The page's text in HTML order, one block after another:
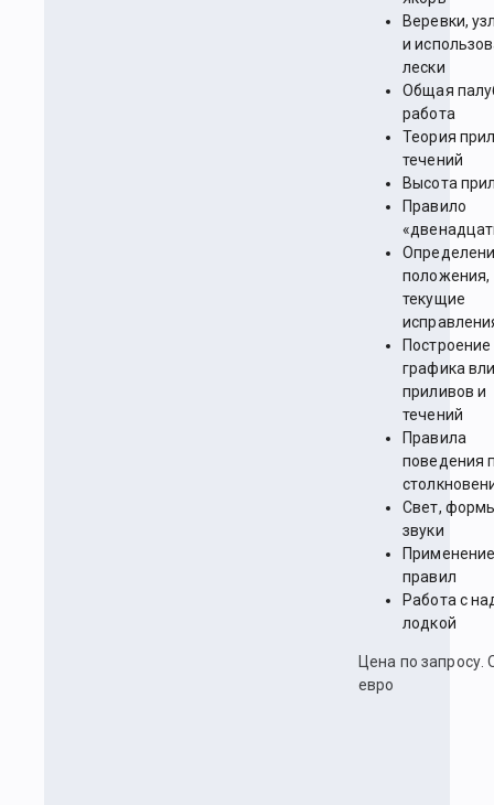
Веревки,
и
лески
Общая
работа
Теория
течений
Высота
Правило
положения,
текущие
Построение
графика
приливов и
течений
Правила
поведения
Свет,
звуки
правил
Работа с
лодкой
Цена по запросу.
евро